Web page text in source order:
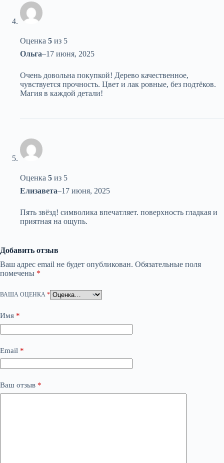
Оценка 5 из 5
Ольга–17 июня, 2025
Очень довольна покупкой! Дерево качественное,
чувствуется прочность. Цвет и лак ровные, без подтёков.
Магия в каждой детали!
Оценка 5 из 5
Елизавета–17 июня, 2025
Пять звёзд! символика впечатляет. поверхность гладкая и
приятная на ощупь.
Добавить отзыв
Ваш адрес email не будет опубликован. Обязательные поля
помечены *
ВАША ОЦЕНКА *
Имя *
Email *
Ваш отзыв *